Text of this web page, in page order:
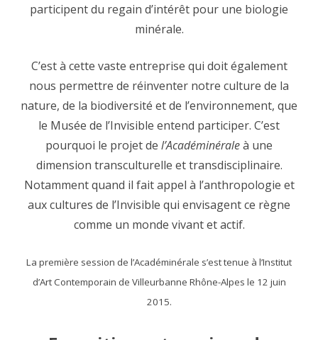
participent du regain d’intérêt pour une biologie
minérale.
C’est à cette vaste entreprise qui doit également
nous permettre de réinventer notre culture de la
nature, de la biodiversité et de l’environnement, que
le Musée de l’Invisible entend participer. C’est
pourquoi le projet de l’Académinéraleà une
dimension transculturelle et transdisciplinaire.
Notamment quand il fait appel à l’anthropologie et
aux cultures de l’Invisible qui envisagent ce règne
comme un monde vivant et actif.
La première session de l’Académinérale s’est tenue à l’Institut
d’Art Contemporain de Villeurbanne Rhône-Alpes le 12 juin
2015.